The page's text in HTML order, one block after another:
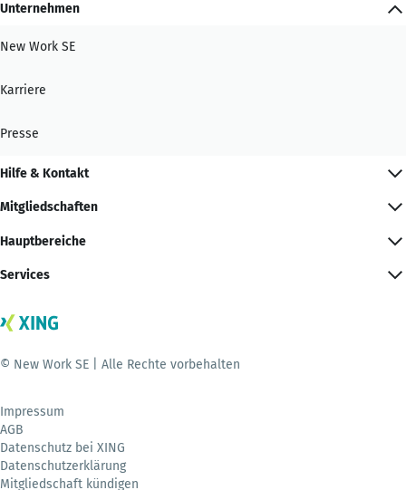
Unternehmen
New Work SE
Karriere
Presse
Hilfe & Kontakt
Mitgliedschaften
Hauptbereiche
Services
© New Work SE | Alle Rechte vorbehalten
Impressum
AGB
Datenschutz bei XING
Datenschutzerklärung
Mitgliedschaft kündigen